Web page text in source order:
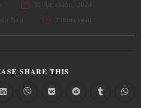
30 Απριλίου, 2024
Νέα
2 mins read
SHARE THIS